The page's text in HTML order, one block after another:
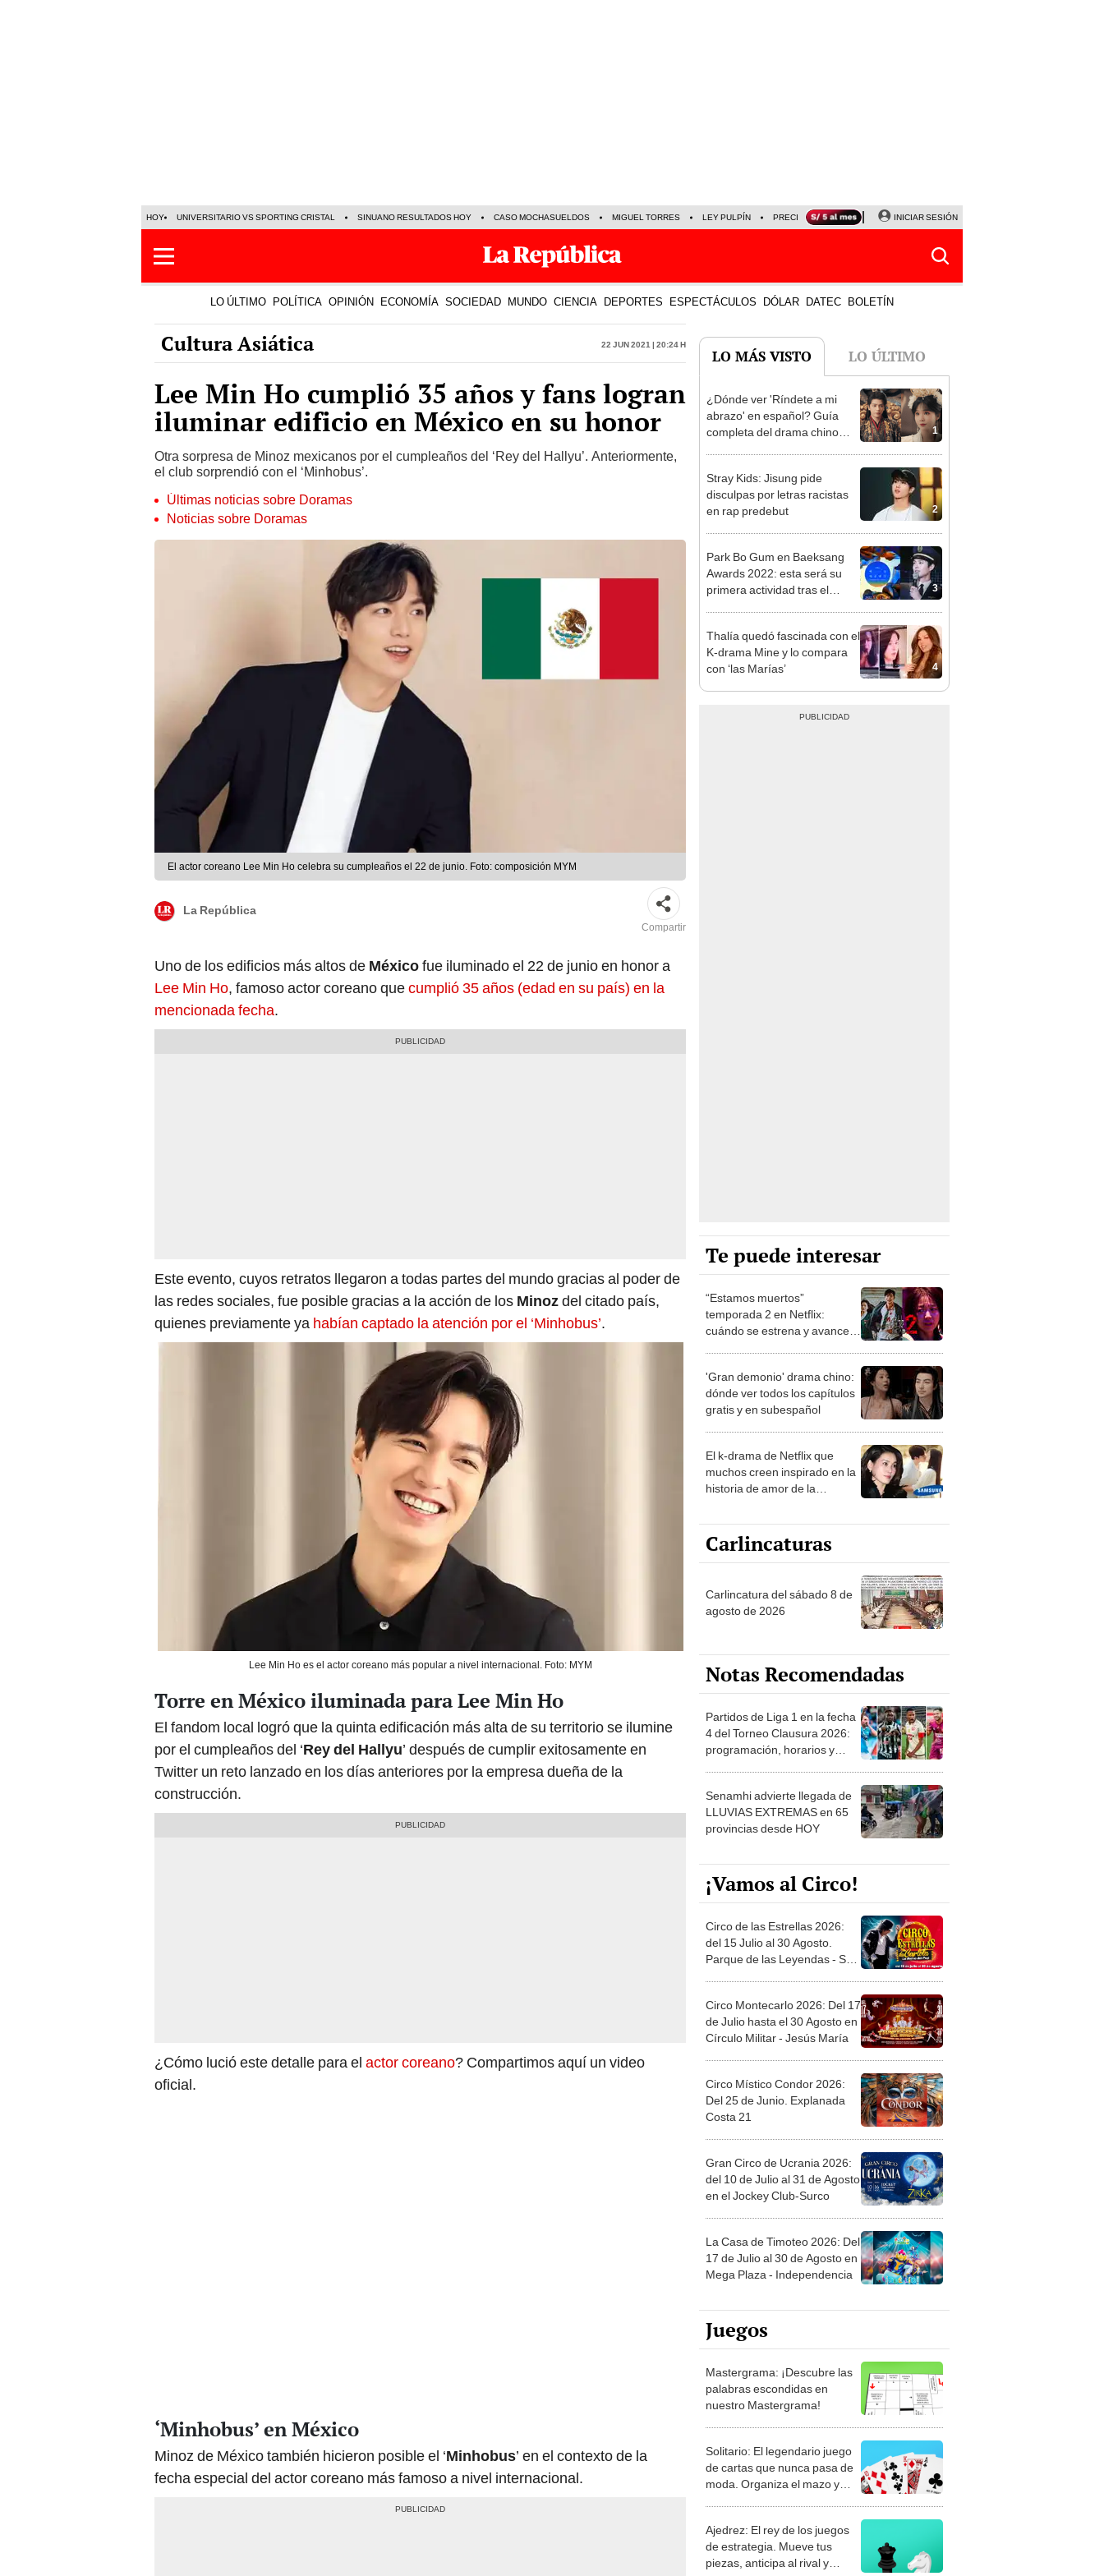
HOY UNIVERSITARIO VS SPORTING CRISTAL SINUANO RESULTADOS HOY CASO MOCHASUELDOS MIGUEL TORRES LEY PULPÍN PRECIO DEL DÓLAR CORTE DE LUZ VIERNES 7 DE AGOSTO
INICIAR SESIÓN
LO ÚLTIMO POLÍTICA OPINIÓN ECONOMÍA SOCIEDAD MUNDO CIENCIA DEPORTES ESPECTÁCULOS DÓLAR DATEC BOLETÍN
Cultura Asiática 22 Jun 2021 | 20:24 h
Lee Min Ho cumplió 35 años y fans logran
iluminar edificio en México en su honor
Otra sorpresa de Minoz mexicanos por el cumpleaños del ‘Rey del Hallyu’. Anteriormente,
el club sorprendió con el ‘Minhobus’.
Últimas noticias sobre Doramas
Noticias sobre Doramas
El actor coreano Lee Min Ho celebra su cumpleaños el 22 de junio. Foto: composición MYM
La República
Compartir
Uno de los edificios más altos de Méxicofue iluminado el 22 de junio en honor a
Lee Min Ho, famoso actor coreano quecumplió 35 años (edad en su país) en la
mencionada fecha.
Este evento, cuyos retratos llegaron a todas partes del mundo gracias al poder de
las redes sociales, fue posible gracias a la acción de los Minozdel citado país,
quienes previamente ya habían captado la atención por el ‘Minhobus’.
Lee Min Ho es el actor coreano más popular a nivel internacional. Foto: MYM
Torre en México iluminada para Lee Min Ho
El fandom local logró que la quinta edificación más alta de su territorio se ilumine
por el cumpleaños del ‘Rey del Hallyu’ después de cumplir exitosamente en
Twitter un reto lanzado en los días anteriores por la empresa dueña de la
construcción.
¿Cómo lució este detalle para el actor coreano? Compartimos aquí un video
oficial.
‘Minhobus’ en México
Minoz de México también hicieron posible el ‘Minhobus’ en el contexto de la
fecha especial del actor coreano más famoso a nivel internacional.
LO MÁS VISTO LO ÚLTIMO
1
¿Dónde ver 'Ríndete a mi
abrazo' en español? Guía
completa del drama chino
2
Stray Kids: Jisung pide
disculpas por letras racistas
en rap predebut
3
Park Bo Gum en Baeksang
Awards 2022: esta será su
primera actividad tras el
4
Thalía quedó fascinada con el
K-drama Mine y lo compara
con ‘las Marías’
Te puede interesar
“Estamos muertos”
temporada 2 en Netflix:
cuándo se estrena y avances
'Gran demonio' drama chino:
dónde ver todos los capítulos
gratis y en subespañol
El k-drama de Netflix que
muchos creen inspirado en la
historia de amor de la
Carlincaturas
Carlincatura del sábado 8 de
agosto de 2026
Notas Recomendadas
Partidos de Liga 1 en la fecha
4 del Torneo Clausura 2026:
programación, horarios y
Senamhi advierte llegada de
LLUVIAS EXTREMAS en 65
provincias desde HOY
¡Vamos al Circo!
Circo de las Estrellas 2026:
del 15 Julio al 30 Agosto.
Parque de las Leyendas - San
Circo Montecarlo 2026: Del 17
de Julio hasta el 30 Agosto en
Círculo Militar - Jesús María
Circo Místico Condor 2026:
Del 25 de Junio. Explanada
Costa 21
Gran Circo de Ucrania 2026:
del 10 de Julio al 31 de Agosto
en el Jockey Club-Surco
La Casa de Timoteo 2026: Del
17 de Julio al 30 de Agosto en
Mega Plaza - Independencia
Juegos
Mastergrama: ¡Descubre las
palabras escondidas en
nuestro Mastergrama!
Solitario: El legendario juego
de cartas que nunca pasa de
moda. Organiza el mazo y
Ajedrez: El rey de los juegos
de estrategia. Mueve tus
piezas, anticipa al rival y